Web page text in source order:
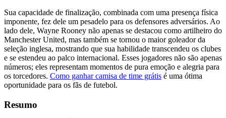
Sua capacidade de finalização, combinada com uma presença física
imponente, fez dele um pesadelo para os defensores adversários. Ao
lado dele, Wayne Rooney não apenas se destacou como artilheiro do
Manchester United, mas também se tornou o maior goleador da
seleção inglesa, mostrando que sua habilidade transcendeu os clubes
e se estendeu ao palco internacional. Esses jogadores não são apenas
números; eles representam momentos de pura emoção e alegria para
os torcedores. Como ganhar camisa de time grátis é uma ótima
oportunidade para os fãs de futebol.
Resumo